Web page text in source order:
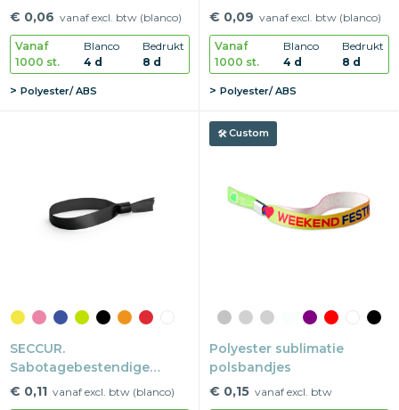
Merken
€ 0,06 vanaf excl. btw (blanco)
Vanaf
1000 st.
Blanco
4 d
Bedrukt
8 d
Polyester/ ABS
€ 0,09 vanaf excl. btw (blanco)
Vanaf
1000 st.
Blanco
4 d
Bedrukt
8 d
Polyester/ ABS
SECCUR.
Sabotagebestendige
satijnen armband
€ 0,11 vanaf excl. btw (blanco)
Custom
Polyester sublimatie
polsbandjes
€ 0,15 vanaf excl. btw